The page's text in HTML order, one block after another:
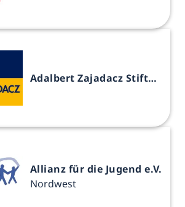
Adalbert Zajadacz Stiftung
Allianz für die Jugend e.V.
Nordwest